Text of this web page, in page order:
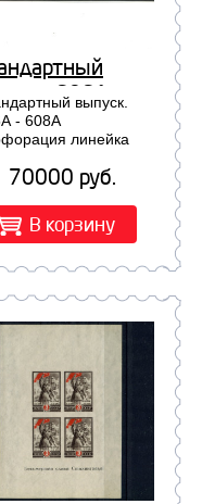
606А -
перфорация
выпуск.
- 608А
линейка
70000 руб.
В корзину